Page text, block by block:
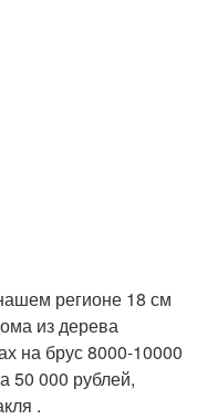
регионе 18 см
из дерева
на брус 8000-10000
50 000 рублей,
.